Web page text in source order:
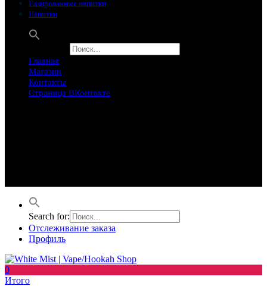
Газированные напитки
Напитки
Главная
Магазин
Контакты
Страница ВКонтакте
Search for:
Отслеживание заказа
Профиль
0
Итого